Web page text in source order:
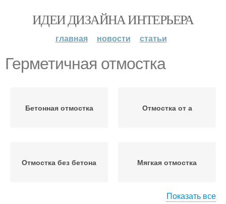
ИДЕИ ДИЗАЙНА ИНТЕРЬЕРА
главная новости статьи
Герметичная отмостка
Бетонная отмостка Отмостка от а
Отмостка без бетона Мягкая отмостка
Показать все